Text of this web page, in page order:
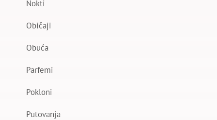
Nokti
Običaji
Obuća
Parfemi
Pokloni
Putovanja